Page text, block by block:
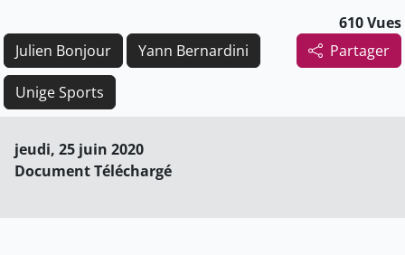
610 Vues
Partager
Julien Bonjour Yann Bernardini
Unige Sports
jeudi, 25 juin 2020
Document Téléchargé